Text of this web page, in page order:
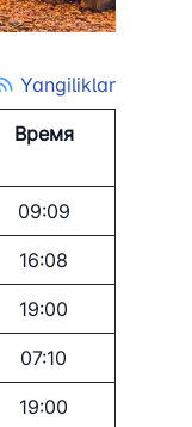
Yangiliklar
Время
09:09
16:08
19:00
07:10
19:00